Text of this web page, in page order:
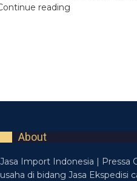
reading
About
Jasa Import Indonesia | Pressa
usaha di bidang Jasa